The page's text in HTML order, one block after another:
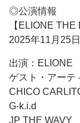
◎公演情報
【ELIONE
2025年11月25
出演：ELIONE
ゲスト・アーテ
CHICO
G-k.i.d
JP THE WAVY